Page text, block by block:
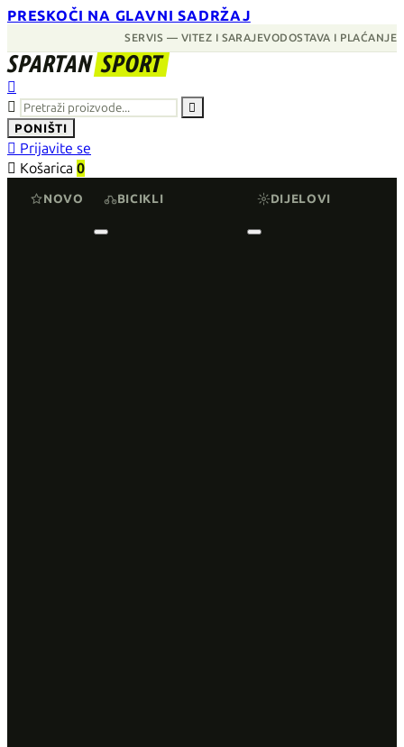
PRESKOČI NA GLAVNI SADRŽAJ
SERVIS — VITEZ I SARAJEVODOSTAVA I PLAĆANJE
SPARTAN SPORT



PONIŠTI
 Prijavite se
 Košarica 0
NOVO BICIKLI DIJELOVI